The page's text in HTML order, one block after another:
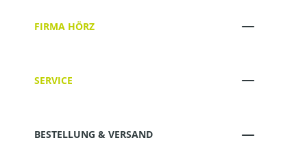
FIRMA HÖRZ
SERVICE
BESTELLUNG & VERSAND